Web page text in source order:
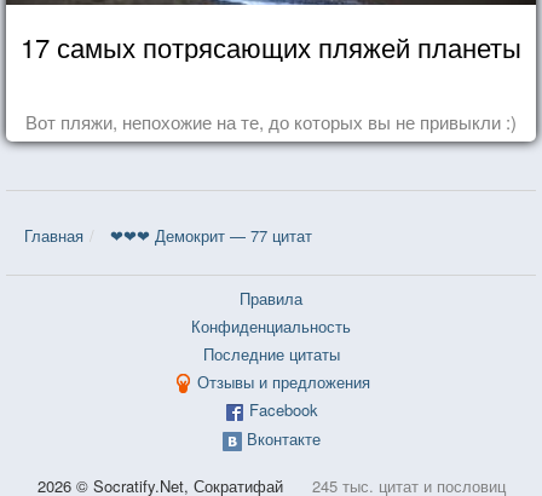
17 самых потрясающих пляжей планеты
Вот пляжи, непохожие на те, до которых вы не привыкли :)
Главная ❤❤❤ Демокрит — 77 цитат
Правила
Конфиденциальность
Последние цитаты
Отзывы и предложения
Facebook
Вконтакте
2026 © Socratify.Net, Сократифай 245 тыс. цитат и пословиц